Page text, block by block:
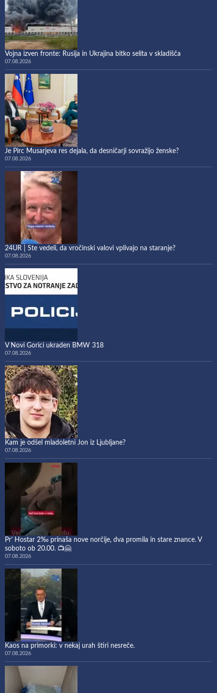
Vojna izven fronte: Rusija in Ukrajina bitko selita v skladišča
07.08.2026
Je Pirc Musarjeva res dejala, da desničarji sovražijo ženske?
07.08.2026
24UR | Ste vedeli, da vročinski valovi vplivajo na staranje?
07.08.2026
V Novi Gorici ukraden BMW 318
07.08.2026
Kam je odšel mladoletni Jon iz Ljubljane?
07.08.2026
Pr’ Hostar 2‰ prinaša nove norčije, dva promila in stare znance. V
soboto ob 20.00. 📺🤗
07.08.2026
Kaos na primorki: v nekaj urah štiri nesreče.
07.08.2026